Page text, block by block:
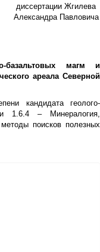
диссертации Жгилева
Александра Павловича
базальтовых магм и
ареала Северной
кандидата геолого-
1.6.4 – Минералогия,
поисков полезных